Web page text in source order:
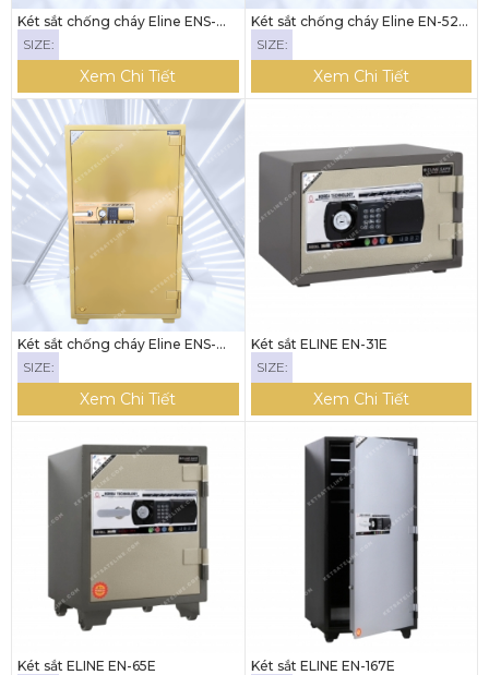
Két sắt chống cháy Eline ENS-
52E (khóa điện tử) có tay nắm
SIZE:
Xem Chi Tiết
Két sắt chống cháy Eline EN-52E
(khóa điện tử tròn led) - bản lề
dày
SIZE:
Xem Chi Tiết
Két sắt chống cháy Eline ENS-
SIZE:
Xem Chi Tiết
Két sắt ELINE EN-31E
SIZE:
Xem Chi Tiết
Két sắt ELINE EN-65E
Két sắt ELINE EN-167E